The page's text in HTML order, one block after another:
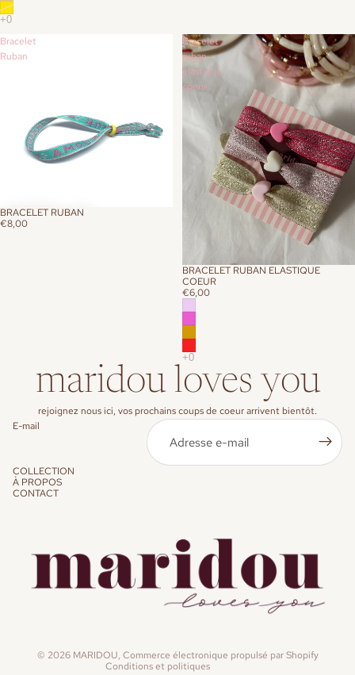
Bracelet
Ruban
BRACELET RUBAN
€8,00
Bracelet
ruban
elastique
coeur
BRACELET RUBAN ELASTIQUE
COEUR
€6,00
maridou loves you
rejoignez nous ici, vos prochains coups de coeur arrivent bientôt.
E-mail
COLLECTION
À PROPOS
CONTACT
© 2026 MARIDOU, Commerce électronique propulsé par Shopify
Conditions et politiques